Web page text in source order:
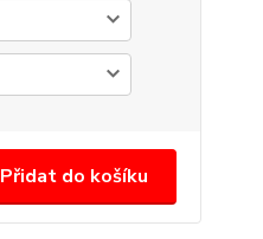
Přidat do košíku